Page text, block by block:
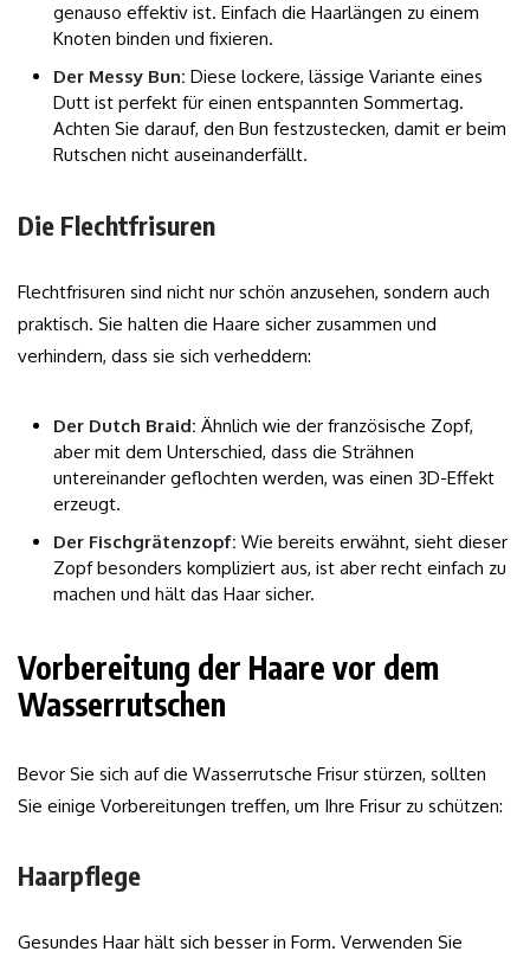
genauso effektiv ist. Einfach die Haarlängen zu einem
Knoten binden und fixieren.
Der Messy Bun: Diese lockere, lässige Variante eines
Dutt ist perfekt für einen entspannten Sommertag.
Achten Sie darauf, den Bun festzustecken, damit er beim
Rutschen nicht auseinanderfällt.
Die Flechtfrisuren
Flechtfrisuren sind nicht nur schön anzusehen, sondern auch
praktisch. Sie halten die Haare sicher zusammen und
verhindern, dass sie sich verheddern:
Der Dutch Braid: Ähnlich wie der französische Zopf,
aber mit dem Unterschied, dass die Strähnen
untereinander geflochten werden, was einen 3D-Effekt
erzeugt.
Der Fischgrätenzopf: Wie bereits erwähnt, sieht dieser
Zopf besonders kompliziert aus, ist aber recht einfach zu
machen und hält das Haar sicher.
Vorbereitung der Haare vor dem
Wasserrutschen
Bevor Sie sich auf die Wasserrutsche Frisur stürzen, sollten
Sie einige Vorbereitungen treffen, um Ihre Frisur zu schützen:
Haarpflege
Gesundes Haar hält sich besser in Form. Verwenden Sie